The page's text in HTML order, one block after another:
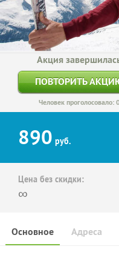
Акция
ПОВТОРИТЬ
Человек проголосовало:
890 руб.
Цена без скидки:
∞
Основное Адреса